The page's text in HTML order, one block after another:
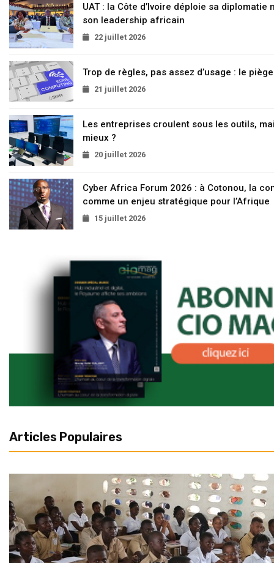
UAT : la Côte d’Ivoire déploie sa
son leadership africain
22 juillet 2026
Trop de règles, pas assez d’usage : le
21 juillet 2026
Les entreprises croulent sous les outils,
mieux ?
20 juillet 2026
Cyber Africa Forum 2026 : à Cotonou, la
comme un enjeu stratégique pour l’Afrique
15 juillet 2026
Articles Populaires